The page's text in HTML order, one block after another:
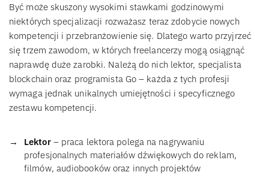
Być może skuszony wysokimi stawkami godzinowymi
niektórych specjalizacji rozważasz teraz zdobycie nowych
kompetencji i przebranżowienie się. Dlatego warto przyjrzeć
się trzem zawodom, w których freelancerzy mogą osiągnąć
naprawdę duże zarobki. Należą do nich lektor, specjalista
blockchain oraz programista Go – każda z tych profesji
wymaga jednak unikalnych umiejętności i specyficznego
zestawu kompetencji.
Lektor– praca lektora polega na nagrywaniu
profesjonalnych materiałów dźwiękowych do reklam,
filmów, audiobooków oraz innych projektów